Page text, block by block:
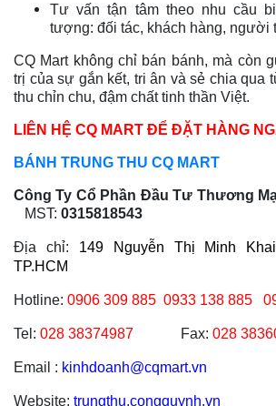
Tư vấn tận tâm theo nhu cầu
tượng: đối tác, khách hàng, người
CQ Mart không chỉ bán bánh, mà còn
trị của sự gắn kết, tri ân và sẻ chia qua
thu chỉn chu, đậm chất tinh thần Việt.
LIÊN HỆ CQ MART ĐỂ ĐẶT HÀNG
BÁNH TRUNG THU CQ MART
Công Ty Cổ Phần Đầu Tư Thương
MST: 0315818543
Địa chỉ:
149 Nguyễn Thị Minh
TP.HCM
Hotline: 0906 309 885 0933 138 885
Tel: 028 38374987 Fax: 028
Email : kinhdoanh@cqmart.vn
Website: trungthu.congquynh.vn